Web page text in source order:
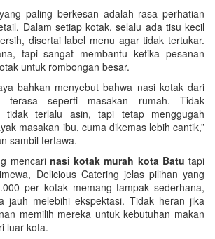
paling berkesan adalah rasa perhatian
Dalam setiap kotak, selalu ada tisu kecil
disertai label menu agar tidak tertukar.
tapi sangat membantu ketika pesanan
untuk rombongan besar.
bahkan menyebut bahwa nasi kotak dari
terasa seperti masakan rumah. Tidak
tidak terlalu asin, tapi tetap menggugah
masakan ibu, cuma dikemas lebih cantik,”
sambil tertawa.
mencari nasi kotak murah kota Batu tapi
Delicious Catering jelas pilihan yang
per kotak memang tampak sederhana,
jauh melebihi ekspektasi. Tidak heran jika
memilih mereka untuk kebutuhan makan
luar kota.